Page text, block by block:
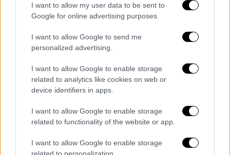
I want to allow my user data to be sent to
Google for online advertising purposes.
I want to allow Google to send me
personalized advertising.
I want to allow Google to enable storage
related to analytics like cookies on web or
device identifiers in apps.
I want to allow Google to enable storage
related to functionality of the website or app.
I want to allow Google to enable storage
related to personalization.
ελικοπτέρου (2 άνδρες και 2 γυναίκες
υπήκοοι ΗΠΑ) και ο
57χρονος
κυβερνήτης του εξήλθαν με ίδιες δυνάμεις
κολυμπώντας προς τα βράχια. Στη συνέχεια
περισυνελέγησαν από λέμβο της μαρίνας
Βουλιαγμένης και αποβιβάστηκαν με
ασφάλεια στην προβλήτα, ενώ το
ελικόπτερο βυθίστηκε. Όλοι οι επιβάτες
εξετάστηκαν από το πλήρωμα του οχήματος
τους, ενώ η μία γυναίκα που βρισκόταν σε